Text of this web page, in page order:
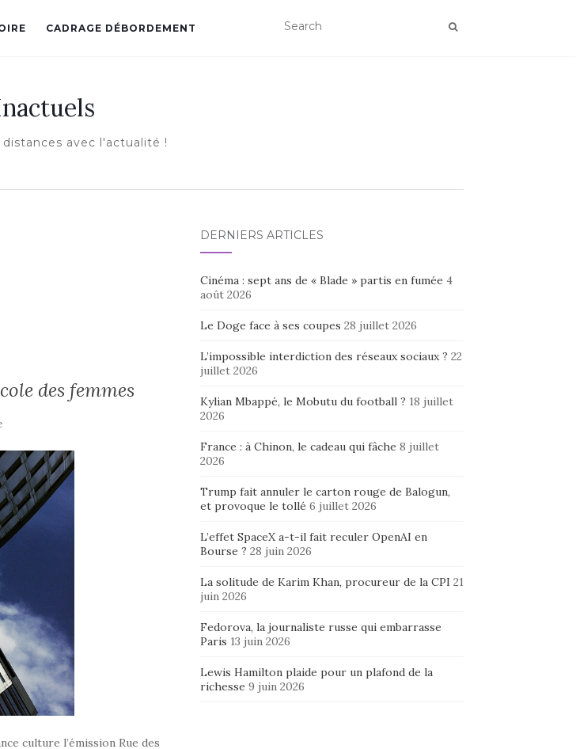
CADRAGE DÉBORDEMENT
distances avec l'actualité !
des femmes
culture l’émission Rue des
DERNIERS ARTICLES
Cinéma : sept ans de « Blade » partis en fumée 4
août 2026
Le Doge face à ses coupes 28 juillet 2026
L’impossible interdiction des réseaux sociaux ? 22
juillet 2026
Kylian Mbappé, le Mobutu du football ? 18 juillet
2026
France : à Chinon, le cadeau qui fâche 8 juillet
2026
Trump fait annuler le carton rouge de Balogun,
et provoque le tollé 6 juillet 2026
L’effet SpaceX a-t-il fait reculer OpenAI en
Bourse ? 28 juin 2026
La solitude de Karim Khan, procureur de la CPI 21
juin 2026
Fedorova, la journaliste russe qui embarrasse
Paris 13 juin 2026
Lewis Hamilton plaide pour un plafond de la
richesse 9 juin 2026